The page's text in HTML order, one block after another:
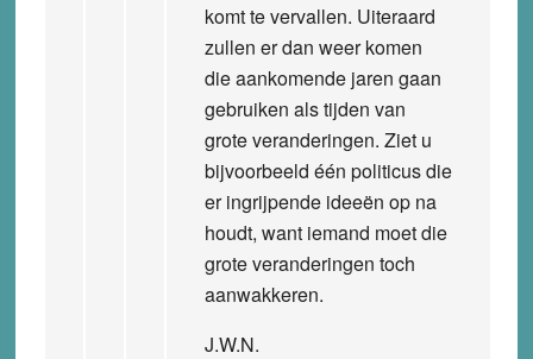
komt te vervallen. Uiteraard
zullen er dan weer komen
die aankomende jaren gaan
gebruiken als tijden van
grote veranderingen. Ziet u
bijvoorbeeld één politicus die
er ingrijpende ideeën op na
houdt, want iemand moet die
grote veranderingen toch
aanwakkeren.
J.W.N.